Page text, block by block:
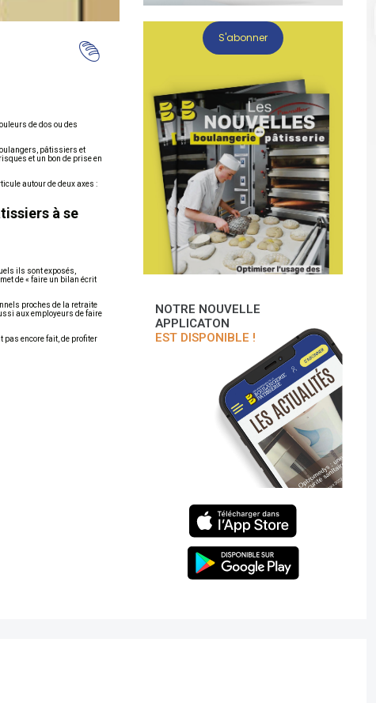
de dos ou des
pâtissiers et
et un bon de prise en
autour de deux axes :
à se
ils sont exposés,
de « faire un bilan écrit
proches de la retraite
aux employeurs de faire
pas encore fait, de profiter
S'abonner
NOTRE NOUVELLE
APPLICATON
EST DISPONIBLE !